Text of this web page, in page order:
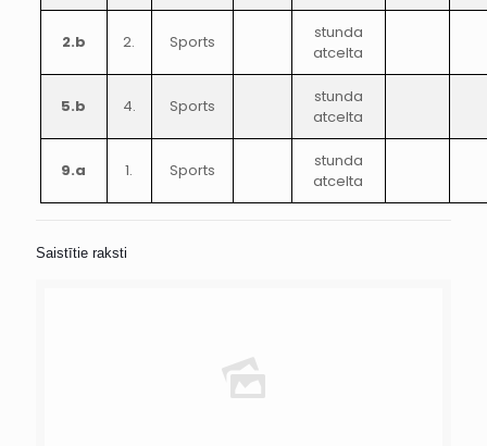
2.b 2. Sports
stunda
atcelta
5.b 4. Sports
stunda
atcelta
9.a 1. Sports
stunda
atcelta
Saistītie raksti